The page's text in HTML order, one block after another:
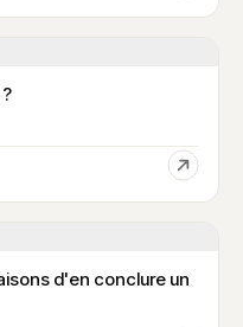
d'en conclure un